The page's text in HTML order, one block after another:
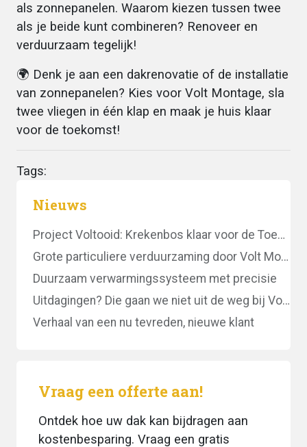
als zonnepanelen. Waarom kiezen tussen twee
als je beide kunt combineren? Renoveer en
verduurzaam tegelijk!
🌍 Denk je aan een dakrenovatie of de installatie
van zonnepanelen? Kies voor Volt Montage, sla
twee vliegen in één klap en maak je huis klaar
voor de toekomst!
Tags:
Nieuws
Project Voltooid: Krekenbos klaar voor de Toekomst!
Grote particuliere verduurzaming door Volt Montage!
Duurzaam verwarmingssysteem met precisie
Uitdagingen? Die gaan we niet uit de weg bij Volt Montage!
Verhaal van een nu tevreden, nieuwe klant
Vraag een offerte aan!
Ontdek hoe uw dak kan bijdragen aan
kostenbesparing. Vraag een gratis